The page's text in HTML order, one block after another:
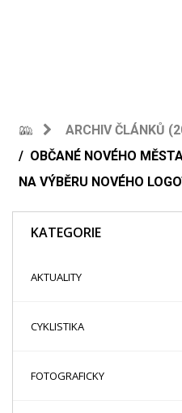
ARCHIV ČLÁNKŮ
OBČANÉ NOVÉHO
NA VÝBĚRU NOVÉHO
KATEGORIE
AKTUALITY
CYKLISTIKA
FOTOGRAFICKY